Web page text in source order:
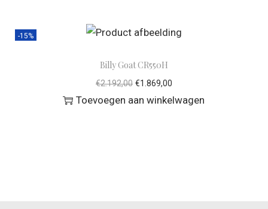
-15%
Billy Goat CR550H
€2.192,00 €1.869,00
Toevoegen aan winkelwagen